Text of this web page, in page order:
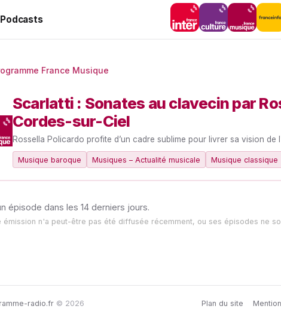
France Musique
Scarlatti : Sonates au clavecin par
Cordes-sur-Ciel
Rossella Policardo profite d’un cadre sublime pour livrer sa vision
Musique baroque Musiques – Actualité musicale Musique classique
épisode dans les 14 derniers jours.
émission n'a peut-être pas été diffusée récemment, ou ses épisodes ne
radio.fr © 2026 Plan du site